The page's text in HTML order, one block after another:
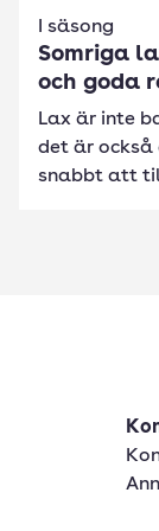
I säsong
Somriga
och goda
Lax är inte
det är också
snabbt att